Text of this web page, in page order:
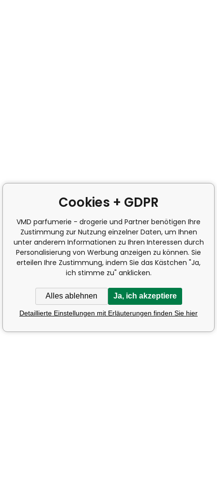
Cookies + GDPR
VMD parfumerie - drogerie und Partner benötigen Ihre
Zustimmung zur Nutzung einzelner Daten, um Ihnen
unter anderem Informationen zu Ihren Interessen durch
Personalisierung von Werbung anzeigen zu können. Sie
erteilen Ihre Zustimmung, indem Sie das Kästchen "Ja,
ich stimme zu" anklicken.
Alles ablehnen Ja, ich akzeptiere
Detaillierte Einstellungen mit Erläuterungen finden Sie hier